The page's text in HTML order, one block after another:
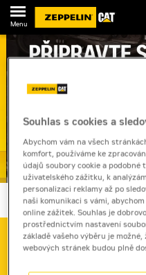
Menu
NÁHRADNÍ DÍLY
Souhlas s cookies a
Abychom vám na všech
komfort, používáme ke
údajů soubory cookie a podobné
uživatelského zážitku, k
personalizaci reklamy až po
naši komunikaci s vámi,
online zážitek. Souhlas je
prostřednictvím nastavení
základě vašeho výběru je
webových stránek budou plně